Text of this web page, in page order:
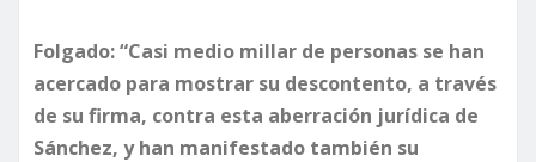
Folgado: “Casi medio millar de personas se han
acercado para mostrar su descontento, a través
de su firma, contra esta aberración jurídica de
Sánchez, y han manifestado también su